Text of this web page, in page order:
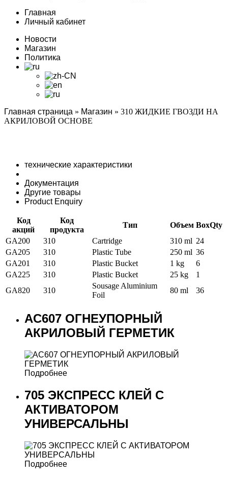
Главная
Личный кабинет
Новости
Магазин
Политика
Главная страница » Магазин » 310 ЖИДКИЕ ГВОЗДИ НА
АКРИЛОВОЙ ОСНОВЕ
технические характеристики
Документация
Другие товары
Product Enquiry
Код
акций
Код
продукта
Тип Объем BoxQty
GA200
310 Cartridge 310 ml 24
GA205
310 Plastic Tube 250 ml 36
GA201
310 Plastic Bucket 1 kg
6
GA225
310 Plastic Bucket 25 kg
1
GA820
310
Sousage Aluminium
Foil
80 ml 36
AC607 ОГНЕУПОРНЫЙ
АКРИЛОВЫЙ ГЕРМЕТИК
Подробнее
705 ЭКСПРЕСС КЛЕЙ С
АКТИВАТОРОМ
УНИВЕРСАЛЬНЫ
Подробнее